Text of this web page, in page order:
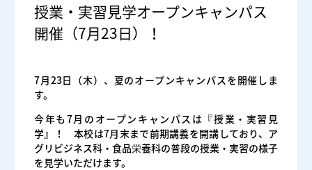
授業・実習見学オープンキャンパス
開催（7月23日）！
7月23日（木）、夏のオープンキャンパスを開催しま
す。
今年も7月のオープンキャンパスは『授業・実習見
学』！ 本校は7月末まで前期講義を開講しており、ア
グリビジネス科・食品栄養科の普段の授業・実習の様子
を見学いただけます。